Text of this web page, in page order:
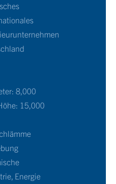
8,000
15,000
Energie